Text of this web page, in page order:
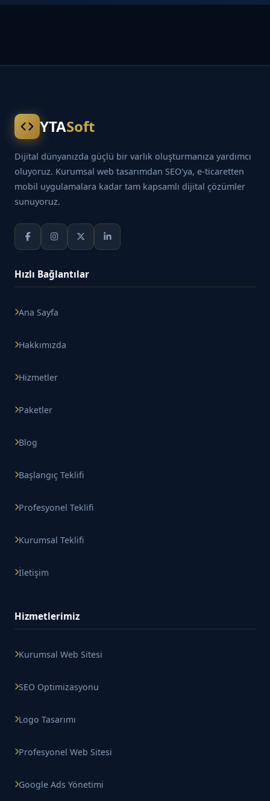
YTASoft
Dijital dünyanızda güçlü bir varlık oluşturmanıza yardımcı
oluyoruz. Kurumsal web tasarımdan SEO'ya, e-ticaretten
mobil uygulamalara kadar tam kapsamlı dijital çözümler
sunuyoruz.
Hızlı Bağlantılar
Ana Sayfa
Hakkımızda
Hizmetler
Paketler
Blog
Başlangıç Teklifi
Profesyonel Teklifi
Kurumsal Teklifi
İletişim
Hizmetlerimiz
Kurumsal Web Sitesi
SEO Optimizasyonu
Logo Tasarımı
Profesyonel Web Sitesi
Google Ads Yönetimi